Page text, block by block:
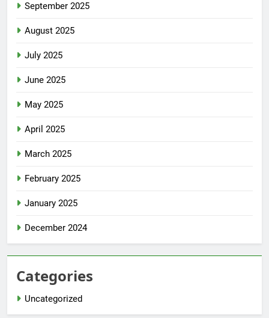
September 2025
August 2025
July 2025
June 2025
May 2025
April 2025
March 2025
February 2025
January 2025
December 2024
Categories
Uncategorized